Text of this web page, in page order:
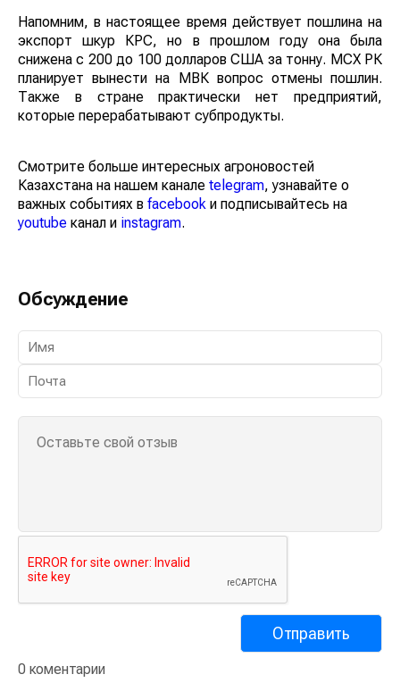
Напомним, в настоящее время действует пошлина на
экспорт шкур КРС, но в прошлом году она была
снижена с 200 до 100 долларов США за тонну. МСХ РК
планирует вынести на МВК вопрос отмены пошлин.
Также в стране практически нет предприятий,
которые перерабатывают субпродукты.
Смотрите больше интересных агроновостей
Казахстана на нашем канале telegram, узнавайте о
важных событиях в facebook и подписывайтесь на
youtube канал и instagram.
Обсуждение
0 коментарии